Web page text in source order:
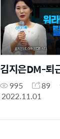
김지은DM-퇴
995 89
2022.11.01